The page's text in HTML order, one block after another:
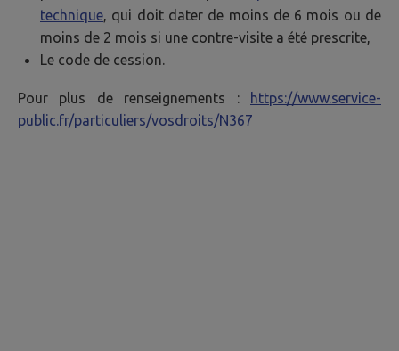
technique, qui doit dater de moins de 6 mois ou de
moins de 2 mois si une contre-visite a été prescrite,
Le code de cession.
Pour plus de renseignements :
https://www.service-
public.fr/particuliers/vosdroits/N367